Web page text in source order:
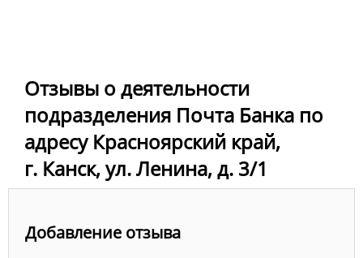
Отзывы о деятельности
подразделения Почта Банка по
адресу Красноярский край,
г. Канск, ул. Ленина, д. 3/1
Добавление отзыва